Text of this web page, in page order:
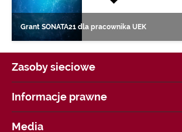
Grant SONATA21 dla pracownika UEK
Zasoby sieciowe
Strategia UEK
Jakość Kształcenia w UEK
Informacje prawne
Akty Prawne
Dane kontaktowe i godziny otwarcia
Media